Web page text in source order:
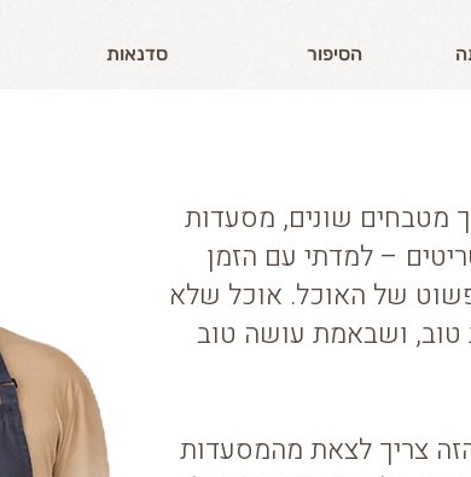
הסיפור סדנאות
מטבחים שונים, מסעדות
– למדתי עם הזמן
של האוכל. אוכל שלא
טוב, ושבאמת עושה טוב
צריך לצאת מהמסעדות